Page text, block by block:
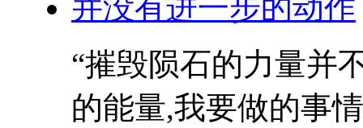
并没有进一步的动作
“摧毁陨石的力量并
的能量,我要做的事